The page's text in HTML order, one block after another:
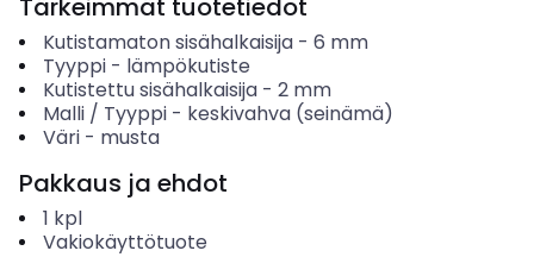
Tärkeimmät tuotetiedot
Kutistamaton sisähalkaisija- 6 mm
Tyyppi- lämpökutiste
Kutistettu sisähalkaisija- 2 mm
Malli / Tyyppi- keskivahva (seinämä)
Väri- musta
Pakkaus ja ehdot
1 kpl
Vakiokäyttötuote